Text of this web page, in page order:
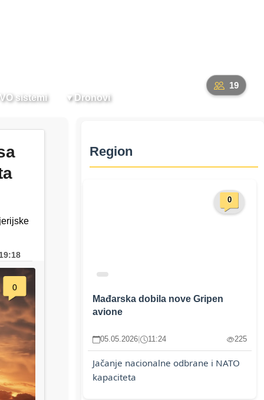
sistemi ▼ Dronovi
19
19:18
0
Region
0
Mađarska dobila nove Gripen
avione
05.05.2026| 11:24 225
Jačanje nacionalne odbrane i NATO
kapaciteta